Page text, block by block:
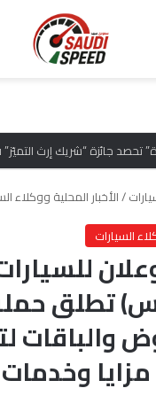
/الأخبار المحلية ووكلاء
السيارات
تطلق
والباقات